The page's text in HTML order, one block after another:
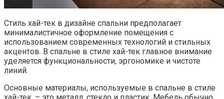
Стиль хай-тек в дизайне спальни предполагает
минималистичное оформление помещения с
использованием современных технологий и стильных
акцентов. В спальне в стиле хай-тек главное внимание
уделяется функциональности, эргономике и чистоте
линий.
Основные материалы, используемые в спальне в стиле